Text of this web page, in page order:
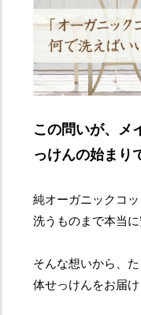
この問いが、メ
っけんの始まり
純オーガニックコ
洗うものまで本当
そんな想いから、
体せっけんをお届け